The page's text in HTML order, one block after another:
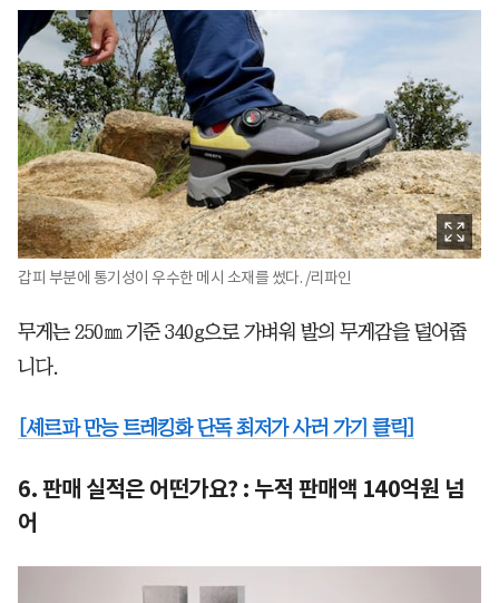
갑피 부분에 통기성이 우수한 메시 소재를 썼다. /리파인
무게는 250㎜ 기준 340g으로 가벼워 발의 무게감을 덜어줍
니다.
[셰르파 만능 트레킹화 단독 최저가 사러 가기 클릭]
6. 판매 실적은 어떤가요? : 누적 판매액 140억원 넘
어